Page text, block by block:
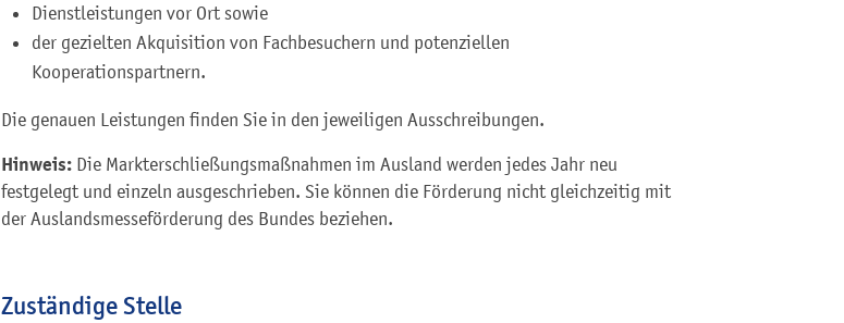
Dienstleistungen vor Ort sowie
der gezielten Akquisition von Fachbesuchern und potenziellen
Kooperationspartnern.
Die genauen Leistungen finden Sie in den jeweiligen Ausschreibungen.
Hinweis: Die Markterschließungsmaßnahmen im Ausland werden jedes Jahr neu
festgelegt und einzeln ausgeschrieben. Sie können die Förderung nicht gleichzeitig mit
der Auslandsmesseförderung des Bundes beziehen.
Zuständige Stelle